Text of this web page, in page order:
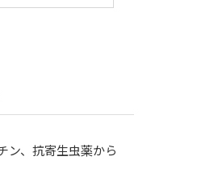
ン、抗寄生虫薬から